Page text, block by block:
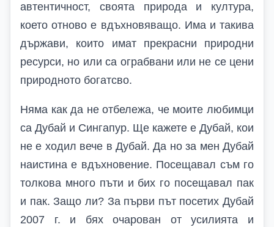
автентичност, своята природа и култура,
което отново е вдъхновяващо. Има и такива
държави, които имат прекрасни природни
ресурси, но или са ограбвани или не се цени
природното богатсво.
Няма как да не отбележа, че моите любимци
са Дубай и Сингапур. Ще кажете е Дубай, кои
не е ходил вече в Дубай. Да но за мен Дубай
наистина е вдъхновение. Посещавал съм го
толкова много пъти и бих го посещавал пак
и пак. Защо ли? За първи път посетих Дубай
2007 г. и бях очарован от усилията и